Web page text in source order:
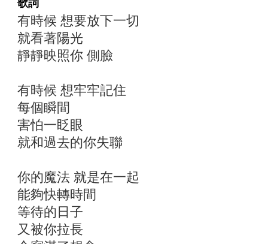
歌詞
有時候 想要放下一切
就看著陽光
靜靜映照你 側臉
有時候 想牢牢記住
每個瞬間
害怕一眨眼
就和過去的你失聯
你的魔法 就是在一起
能夠快轉時間
等待的日子
又被你拉長